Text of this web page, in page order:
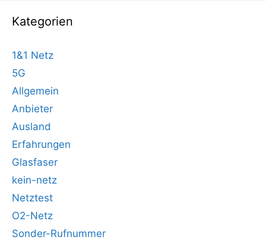
Kategorien
1&1 Netz
5G
Allgemein
Anbieter
Ausland
Erfahrungen
Glasfaser
kein-netz
Netztest
O2-Netz
Sonder-Rufnummer